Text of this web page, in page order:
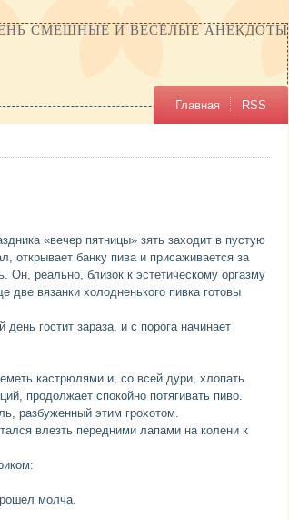
СМЕШНЫЕ И ВЕСЁЛЫЕ АНЕКДОТЫ
Главная RSS
«вечер пятницы» зять заходит в пустую
открывает банку пива и присаживается за
реально, близок к эстетическому оргазму
две вязанки холодненького пивка готовы
гостит зараза, и с порога начинает
кастрюлями и, со всей дури, хлопать
продолжает спокойно потягивать пиво.
разбуженный этим грохотом.
влезть передними лапами на колени к
молча.